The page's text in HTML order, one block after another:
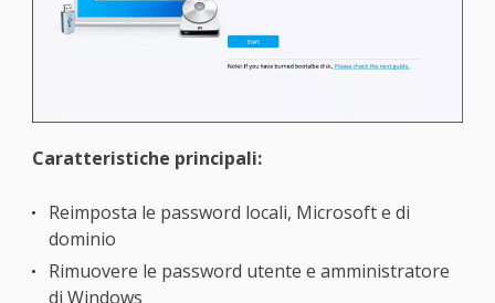
Caratteristiche principali:
Reimposta le password locali, Microsoft e di
dominio
Rimuovere le password utente e amministratore
di Windows